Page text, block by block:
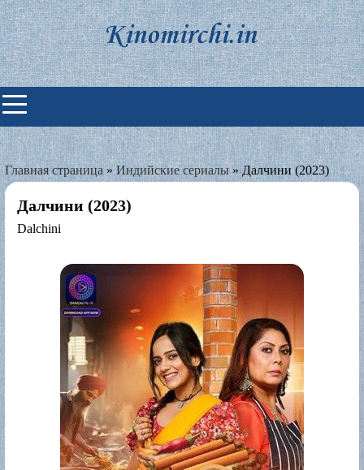
Skip
to
content
Индийские фильмы смотреть
онлайн
Главная страница»Индийские сериалы»Далчини (2023)
Далчини (2023)
Dalchini